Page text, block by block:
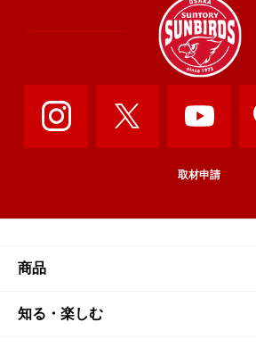
取材申請
商品
商品TOP
知る・楽しむ